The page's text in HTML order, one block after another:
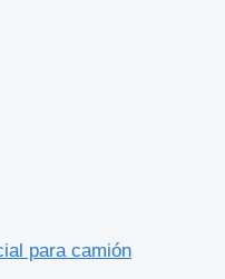
para camión